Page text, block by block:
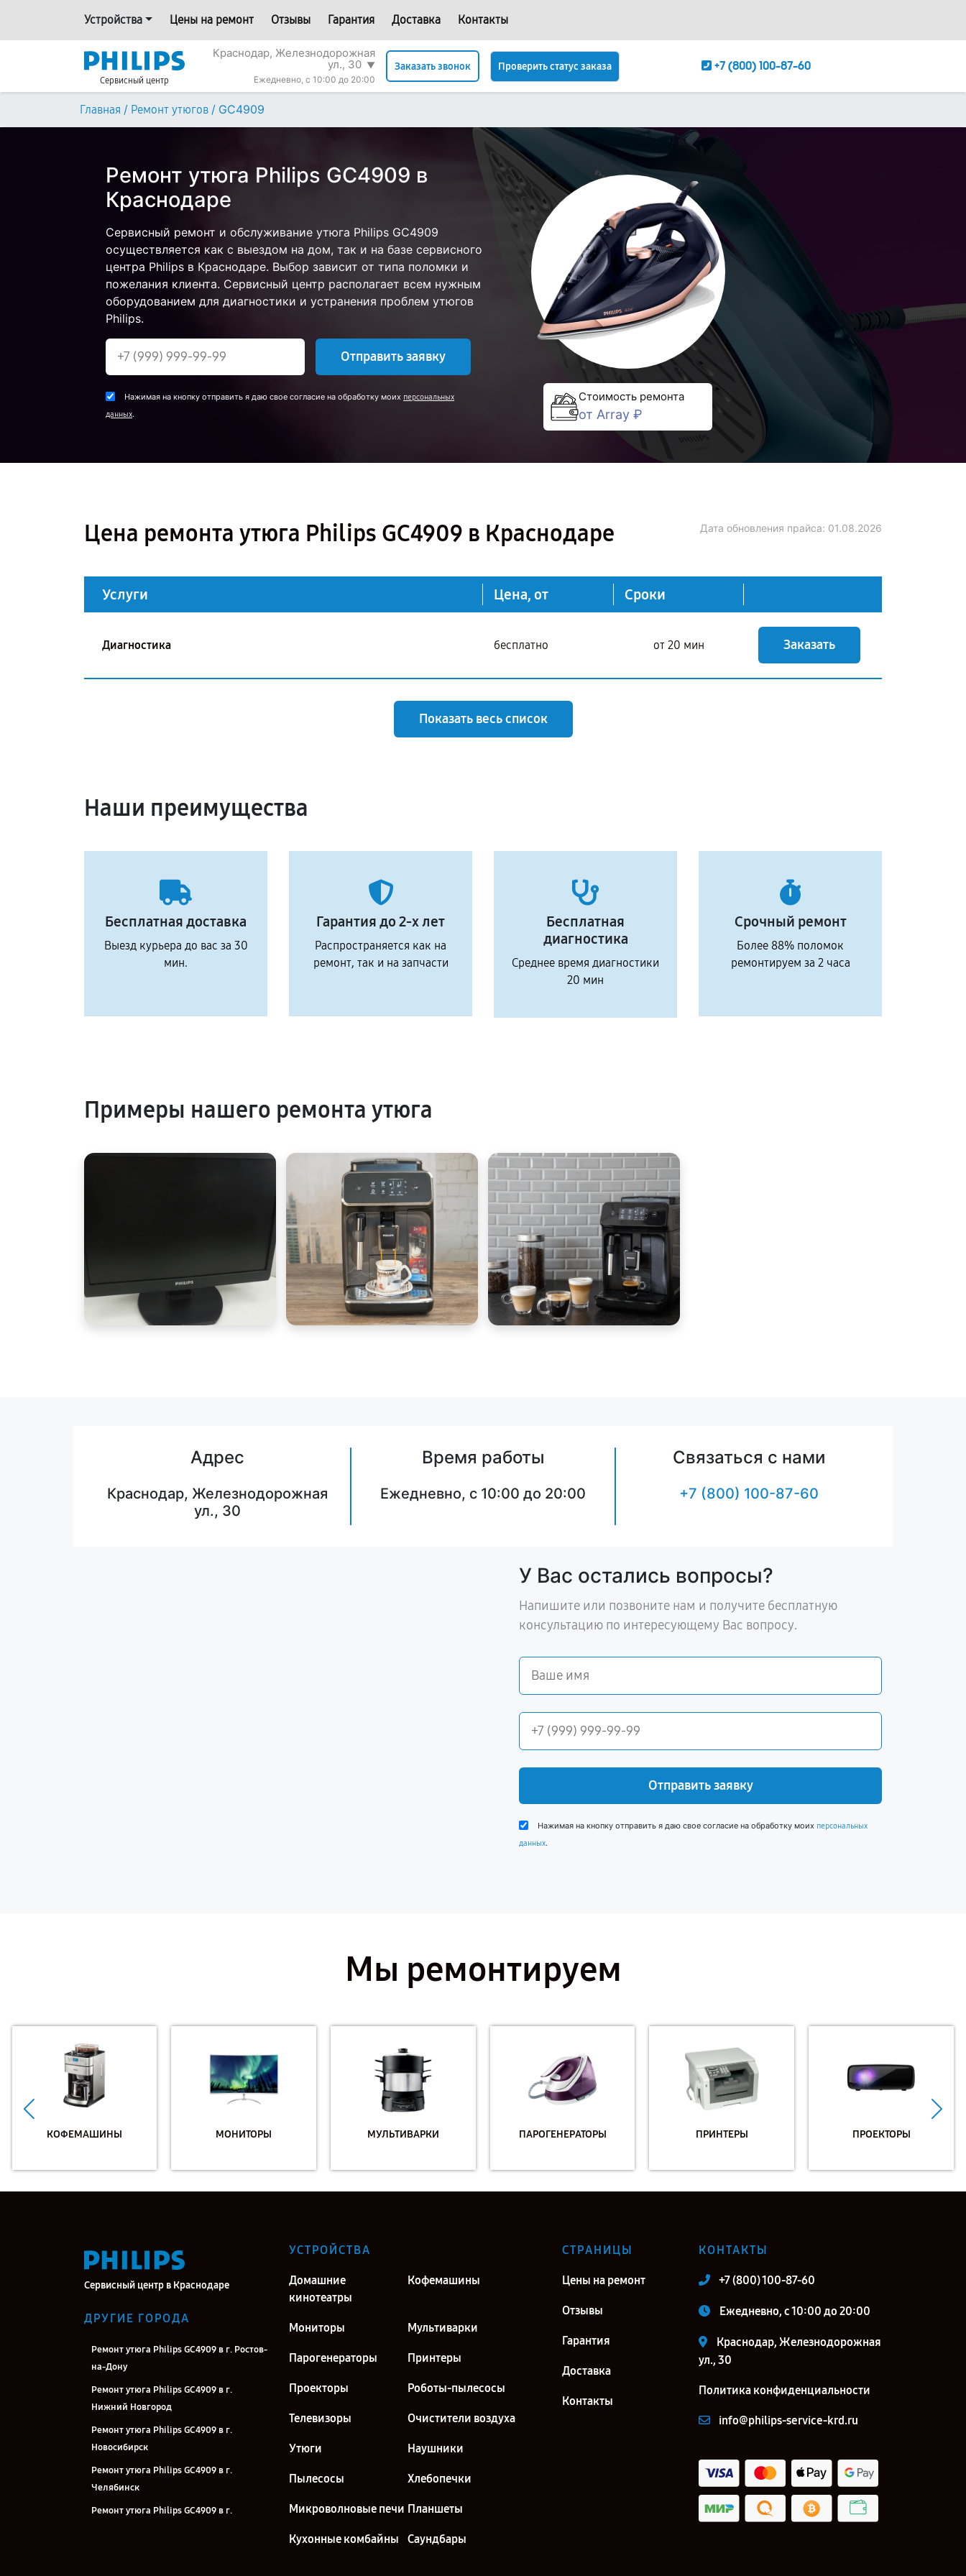
Устройства Цены на ремонт Отзывы Гарантия Доставка Контакты
Сервисный центр
Краснодар, Железнодорожная
ул., 30 ▼
Ежедневно, с 10:00 до 20:00
Заказать звонок Проверить статус заказа +7 (800) 100-87-60
Главная / Ремонт утюгов / GC4909
Ремонт утюга Philips GC4909 в
Краснодаре
Сервисный ремонт и обслуживание утюга Philips GC4909
осуществляется как с выездом на дом, так и на базе сервисного
центра Philips в Краснодаре. Выбор зависит от типа поломки и
пожелания клиента. Сервисный центр располагает всем нужным
оборудованием для диагностики и устранения проблем утюгов
Philips.
Отправить заявку
Нажимая на кнопку отправить я даю свое согласие на обработку моих персональных
данных.
Стоимость ремонта
от Array ₽
Цена ремонта утюга Philips GC4909 в Краснодаре Дата обновления прайса: 01.08.2026
Услуги Цена, от Сроки
Диагностика бесплатно от 20 мин Заказать
Показать весь список
Наши преимущества
Бесплатная доставка
Выезд курьера до вас за 30
мин.
Гарантия до 2-х лет
Распространяется как на
ремонт, так и на запчасти
Бесплатная
диагностика
Среднее время диагностики
20 мин
Срочный ремонт
Более 88% поломок
ремонтируем за 2 часа
Примеры нашего ремонта утюга
Адрес
Краснодар, Железнодорожная
ул., 30
Время работы
Ежедневно, с 10:00 до 20:00
Связаться с нами
+7 (800) 100-87-60
У Вас остались вопросы?
Напишите или позвоните нам и получите бесплатную
консультацию по интересующему Вас вопросу.
Отправить заявку
Нажимая на кнопку отправить я даю свое согласие на обработку моих персональных
данных.
Мы ремонтируем
КОФЕМАШИНЫ МОНИТОРЫ МУЛЬТИВАРКИ ПАРОГЕНЕРАТОРЫ ПРИНТЕРЫ ПРОЕКТОРЫ
Сервисный центр в Краснодаре
ДРУГИЕ ГОРОДА
Ремонт утюга Philips GC4909 в г. Ростов-
на-Дону
Ремонт утюга Philips GC4909 в г.
Нижний Новгород
Ремонт утюга Philips GC4909 в г.
Новосибирск
Ремонт утюга Philips GC4909 в г.
Челябинск
Ремонт утюга Philips GC4909 в г.
УСТРОЙСТВА
Домашние
кинотеатры
Кофемашины
Мониторы Мультиварки
Парогенераторы Принтеры
Проекторы Роботы-пылесосы
Телевизоры Очистители воздуха
Утюги Наушники
Пылесосы Хлебопечки
Микроволновые печи Планшеты
Кухонные комбайны Саундбары
СТРАНИЦЫ
Цены на ремонт
Отзывы
Гарантия
Доставка
Контакты
КОНТАКТЫ
+7 (800) 100-87-60
Ежедневно, с 10:00 до 20:00
Краснодар, Железнодорожная
ул., 30
Политика конфиденциальности
info@philips-service-krd.ru